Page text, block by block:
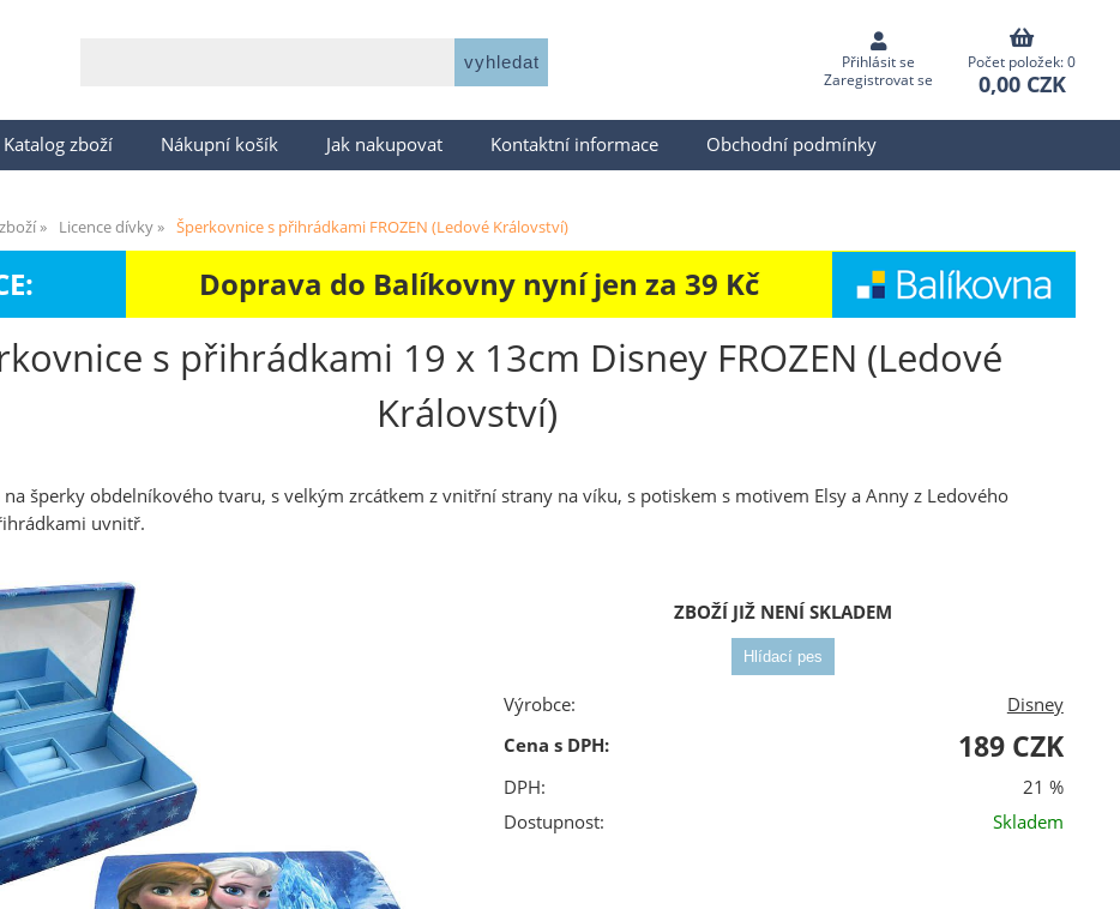
Přihlásit se
Zaregistrovat se
Počet položek: 0
0,00 CZK
Katalog zboží Nákupní košík Jak nakupovat Kontaktní informace Obchodní podmínky
Licence dívky Šperkovnice s přihrádkami FROZEN (Ledové Království)
Doprava do Balíkovny nyní jen za 39 Kč
s přihrádkami 19 x 13cm Disney FROZEN (Ledové
Království)
šperky obdelníkového tvaru, s velkým zrcátkem z vnitřní strany na víku, s potiskem s motivem Elsy a Anny z Ledového
uvnitř.
ZBOŽÍ JIŽ NENÍ SKLADEM
Výrobce:
Disney
Cena s DPH:
189 CZK
DPH:
21 %
Dostupnost:
Skladem